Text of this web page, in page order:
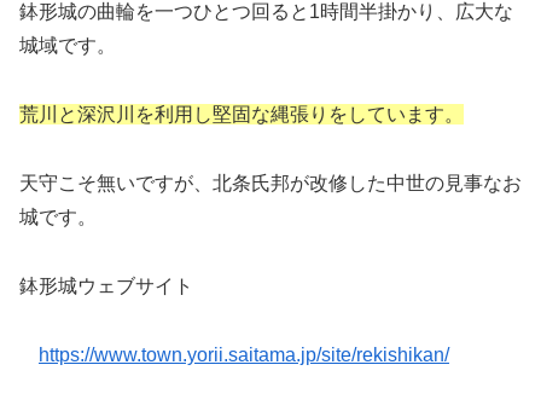
鉢形城の曲輪を一つひとつ回ると1時間半掛かり、広大な
城域です。
荒川と深沢川を利用し堅固な縄張りをしています。
天守こそ無いですが、北条氏邦が改修した中世の見事なお
城です。
鉢形城ウェブサイト
https://www.town.yorii.saitama.jp/site/rekishikan/